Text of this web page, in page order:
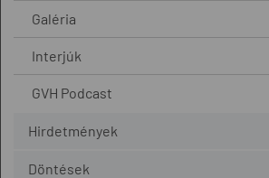
Galéria
Interjúk
GVH Podcast
Hirdetmények
Döntések